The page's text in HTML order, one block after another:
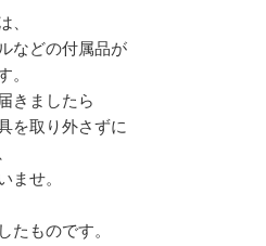
、
などの付属品が
。
きましたら
を取り外さずに
ませ。
たものです。